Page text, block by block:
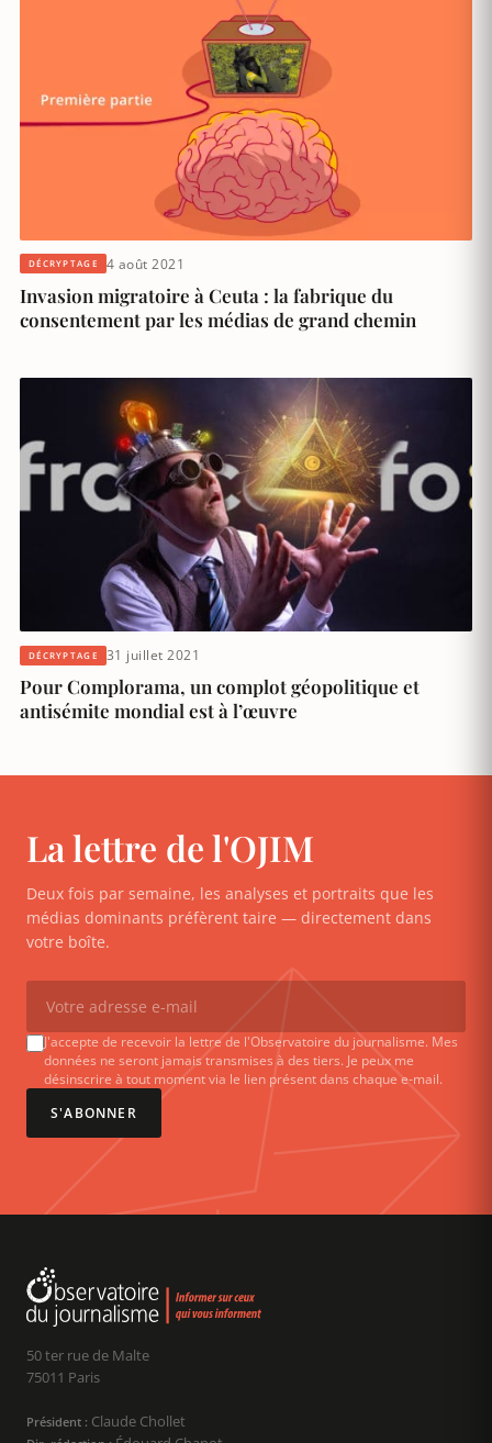
DÉCRYPTAGE 4 août 2021
Invasion migratoire à Ceuta : la fabrique du
consentement par les médias de grand chemin
DÉCRYPTAGE 31 juillet 2021
Pour Complorama, un complot géopolitique et
antisémite mondial est à l’œuvre
La lettre de l'OJIM
Deux fois par semaine, les analyses et portraits que les
médias dominants préfèrent taire — directement dans
votre boîte.
J'accepte de recevoir la lettre de l'Observatoire du journalisme. Mes
données ne seront jamais transmises à des tiers. Je peux me
désinscrire à tout moment via le lien présent dans chaque e-mail.
S'ABONNER
50 ter rue de Malte
75011 Paris
Président : Claude Chollet